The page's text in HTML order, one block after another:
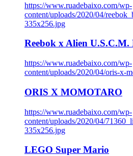
https://www.ruadebaixo.com/wp-
content/uploads/2020/04/
335x256.jpg
Reebok x Alien U.S.C.M.
https://www.ruadebaixo.com/wp-
content/uploads/2020/04/oris-x-
ORIS X MOMOTARO
https://www.ruadebaixo.com/wp-
content/uploads/2020/04/
335x256.jpg
LEGO Super Mario